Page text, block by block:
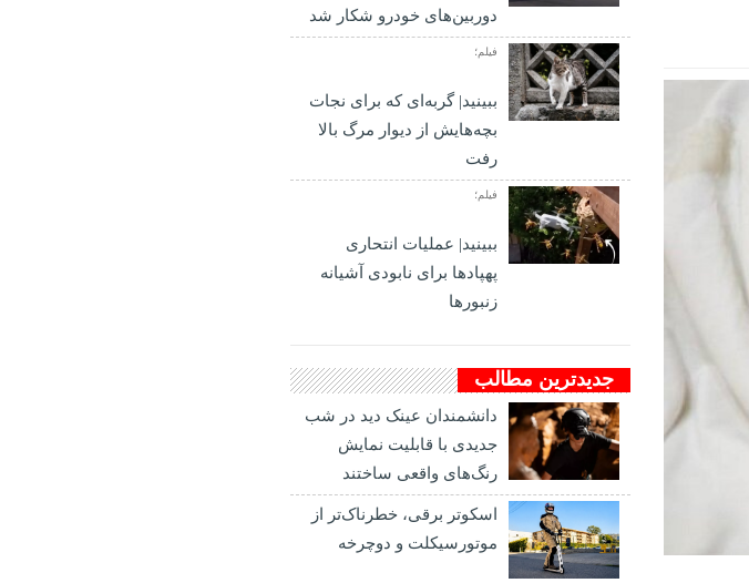
دوربین‌های خودرو شکار شد
فیلم؛
ببینید| گربه‌ای که برای نجات
بچه‌هایش از دیوار مرگ بالا
رفت
فیلم؛
ببینید| عملیات انتحاری
پهپادها برای نابودی آشیانه
زنبورها
جدیدترین مطالب
دانشمندان عینک دید در شب
جدیدی با قابلیت نمایش
رنگ‌های واقعی ساختند
اسکوتر برقی، خطرناک‌تر از
موتورسیکلت و دوچرخه